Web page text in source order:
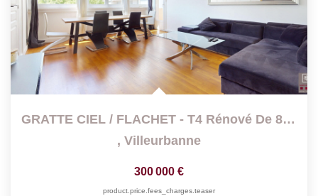
GRATTE CIEL / FLACHET - T4 Rénové De 84 M2 Traversant Avec...
, Villeurbanne
300 000 €
product.price.fees_charges.teaser